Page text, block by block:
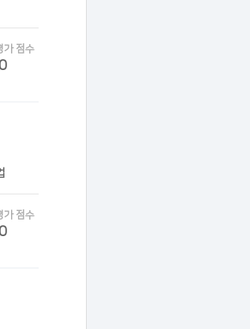
가 점수
가 점수